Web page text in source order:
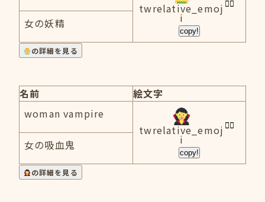
twrelative_emoj
i
copy!
女の妖精
の詳細を見る
名前
絵文字
woman vampire
twrelative_emoj
i
copy!
女の吸血鬼
の詳細を見る